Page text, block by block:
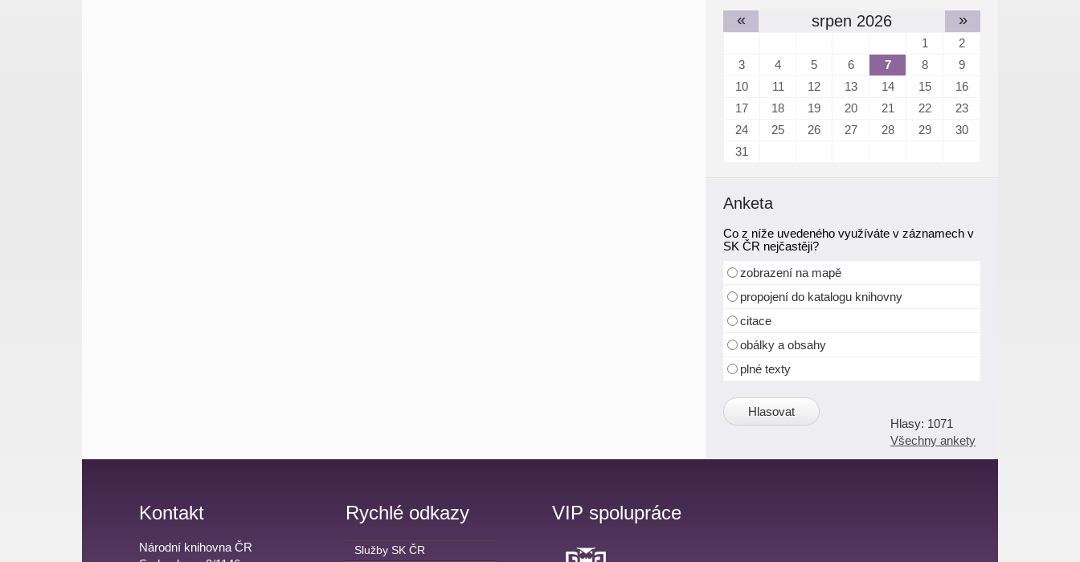
«
srpen 2026 »
1
2
3
4 5 6 7 8
9
10
11 12 13 14 15
16
17
18 19 20 21 22
23
24
25 26 27 28 29
30
31
Anketa
Co z níže uvedeného využíváte v záznamech v
SK ČR nejčastěji?
zobrazení na mapě
propojení do katalogu knihovny
citace
obálky a obsahy
plné texty
1071
Všechny ankety
Kontakt
Národní knihovna ČR
Rychlé odkazy
Služby SK ČR
VIP spolupráce